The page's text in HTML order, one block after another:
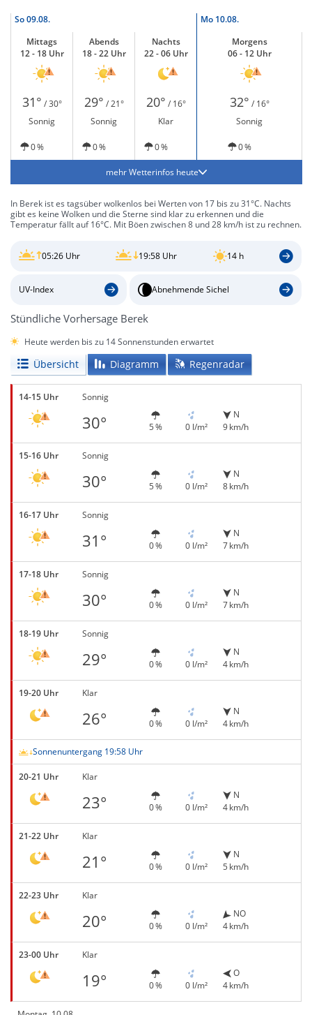
So09.08. Mo 10.08.
Mittags
12 - 18 Uhr
Abends
18 - 22 Uhr
Nachts
22 - 06 Uhr
Morgens
06 - 12 Uhr
31° / 30° 29° / 21° 20° / 16° 32° / 16°
Sonnig
Sonnig Klar Sonnig
0 % 0 % 0 % 0 %
mehr Wetterinfos heute
In Berek ist es tagsüber wolkenlos bei Werten von 17 bis zu 31°C. Nachts
gibt es keine Wolken und die Sterne sind klar zu erkennen und die
Temperatur fällt auf 16°C. Mit Böen zwischen 8 und 28 km/h ist zu rechnen.
05:26 Uhr 19:58 Uhr 14 h
UV-Index Abnehmende Sichel
Stündliche Vorhersage Berek
Heute werden bis zu 14 Sonnenstunden erwartet
Übersicht Diagramm Regenradar
14-15 Uhr Sonnig
30° 5 % 0 l/m²
N
9 km/h
15-16 Uhr Sonnig
30° 5 % 0 l/m²
N
8 km/h
16-17 Uhr Sonnig
31° 0 % 0 l/m²
N
7 km/h
17-18 Uhr Sonnig
30° 0 % 0 l/m²
N
7 km/h
18-19 Uhr Sonnig
29° 0 % 0 l/m²
N
4 km/h
19-20 Uhr Klar
26° 0 % 0 l/m²
N
4 km/h
Sonnenuntergang 19:58 Uhr
20-21 Uhr Klar
23° 0 % 0 l/m²
N
4 km/h
21-22 Uhr Klar
21° 0 % 0 l/m²
N
5 km/h
22-23 Uhr Klar
20° 0 % 0 l/m²
NO
4 km/h
23-00 Uhr Klar
19° 0 % 0 l/m²
O
4 km/h